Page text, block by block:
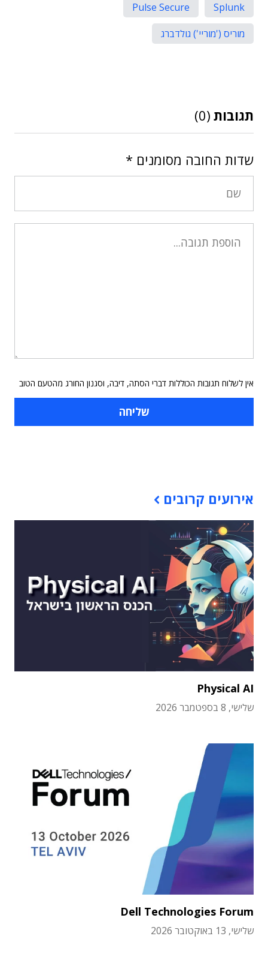
Splunk
Pulse Secure
מוריס ('מוריי') גולדברג
תגובות (0)
שדות החובה מסומנים *
אין לשלוח תגובות הכוללות דברי הסתה, דיבה, וסגנון החורג מהטעם הטוב
אירועים קרובים
Physical AI
שלישי, 8 בספטמבר 2026
Dell Technologies Forum
שלישי, 13 באוקטובר 2026